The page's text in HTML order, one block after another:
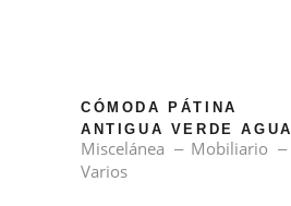
CÓMODA PÁTINA
ANTIGUA VERDE AGUA
Miscelánea
Mobiliario
Varios